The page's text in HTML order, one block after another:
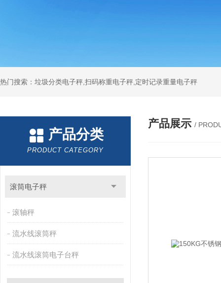
热门搜索：垃圾分类电子秤,扫码称重电子秤,定时记录重量电子秤
产品分类
PRODUCT CATEGORY
滚筒电子秤
滚轴秤
流水线滚筒秤
流水线滚筒电子台秤
产品展示 /